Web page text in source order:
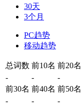
30天
3个月
PC趋势
移动趋势
总词数 前10名 前20名
-
-
-
前30名 前40名 前50名
-
-
-